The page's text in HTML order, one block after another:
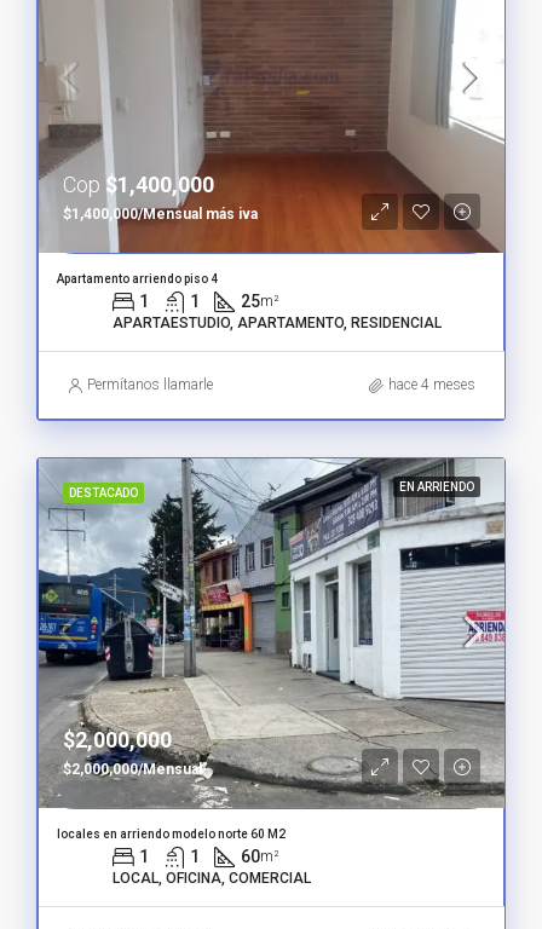
Cop $1,400,000
$1,400,000/Mensual más iva
Apartamento arriendo piso 4
1 1 25m²
APARTAESTUDIO, APARTAMENTO, RESIDENCIAL
Permítanos llamarle hace 4 meses
DESTACADO EN ARRIENDO
$2,000,000
$2,000,000/Mensual
locales en arriendo modelo norte 60 M2
1 1 60m²
LOCAL, OFICINA, COMERCIAL